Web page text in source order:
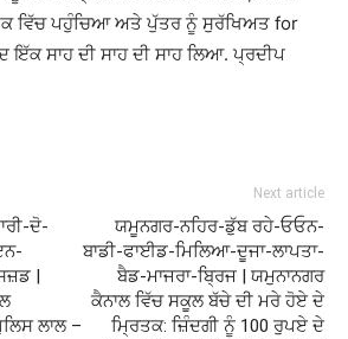
ਵਿੱਚ ਪਹੁੰਚਿਆ ਅਤੇ ਪੁੱਤਰ ਨੂੰ ਸੁਰੱਖਿਅਤ for
ਸਾਹ ਦੀ ਸਾਹ ਦੀ ਸਾਹ ਲਿਆ. ਪ੍ਰਦੀਪ
ਦੋ-
|
ਲਾਲ –
Next article
ਯਮੂਨਗਰ-ਨਹਿਰ-ਡੁੱਬ ਰਹੇ-ਓਓਨ-
ਬਾਡੀ-ਫਾਈਡ-ਮਿਲਿਆ-ਦੂਜਾ-ਲਾਪਤਾ-
ਬੈਡ-ਮਾਜਰਾ-ਬ੍ਰਿਜ | ਯਮੁਨਾਨਗਰ
ਕੈਨਾਲ ਵਿੱਚ ਸਕੂਲ ਬੱਚੇ ਦੀ ਮਰੇ ਹੋਏ ਦੇ
ਮ੍ਰਿਤਕ: ਜ਼ਿੰਦਗੀ ਨੂੰ 100 ਰੁਪਏ ਦੇ